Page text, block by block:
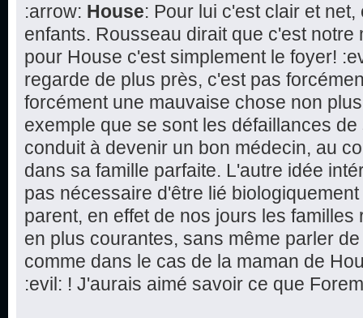
:arrow: House: Pour lui c'est clair et
enfants. Rousseau dirait que c'est notre
pour House c'est simplement le foyer!
regarde de plus près, c'est pas
forcément une mauvaise chose non
exemple que se sont les défaillances
conduit à devenir un bon médecin, au
dans sa famille parfaite. L'autre idée
pas nécessaire d'être lié
parent, en effet de nos jours les
en plus courantes, sans même parler
comme dans le cas de la maman de
:evil: ! J'aurais aimé savoir ce que